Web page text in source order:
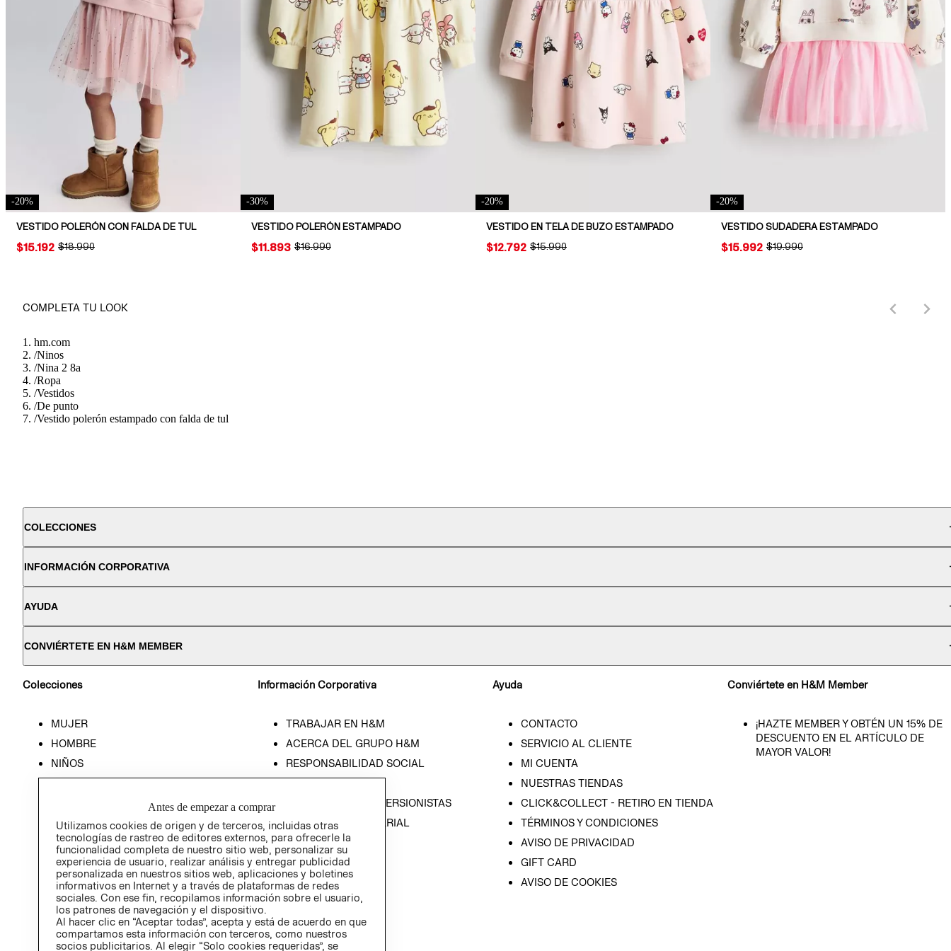
-20%
VESTIDO POLERÓN CON FALDA DE TUL
ORIGINAL PRICE:
$18.990
PRICE:
$15.192
-30%
VESTIDO POLERÓN ESTAMPADO
ORIGINAL PRICE:
$16.990
PRICE:
$11.893
-20%
VESTIDO EN TELA DE BUZO ESTAMPADO
ORIGINAL PRICE:
$15.990
PRICE:
$12.792
-20%
VESTIDO SUDADERA ESTAMPADO
ORIGINAL PRICE:
$19.990
PRICE:
$15.992
COMPLETA TU LOOK
hm.com
/Ninos
/Nina 2 8a
/Ropa
/Vestidos
/De punto
/Vestido polerón estampado con falda de tul
COLECCIONES
INFORMACIÓN CORPORATIVA
AYUDA
CONVIÉRTETE EN H&M MEMBER
Colecciones
MUJER
HOMBRE
NIÑOS
Información Corporativa
TRABAJAR EN H&M
ACERCA DEL GRUPO H&M
RESPONSABILIDAD SOCIAL
RELACIÓN CON INVERSIONISTAS
POLÍTICA EMPRESARIAL
Ayuda
CONTACTO
SERVICIO AL CLIENTE
MI CUENTA
NUESTRAS TIENDAS
CLICK&COLLECT - RETIRO EN TIENDA
TÉRMINOS Y CONDICIONES
AVISO DE PRIVACIDAD
GIFT CARD
AVISO DE COOKIES
Conviértete en H&M Member
¡HAZTE MEMBER Y OBTÉN UN 15% DE
DESCUENTO EN EL ARTÍCULO DE
MAYOR VALOR!
Antes de empezar a comprar
Utilizamos cookies de origen y de terceros, incluidas otras
tecnologías de rastreo de editores externos, para ofrecerle la
funcionalidad completa de nuestro sitio web, personalizar su
experiencia de usuario, realizar análisis y entregar publicidad
personalizada en nuestros sitios web, aplicaciones y boletines
informativos en Internet y a través de plataformas de redes
sociales. Con ese fin, recopilamos información sobre el usuario,
los patrones de navegación y el dispositivo.
Al hacer clic en “Aceptar todas”, acepta y está de acuerdo en que
compartamos esta información con terceros, como nuestros
socios publicitarios. Al elegir “Solo cookies requeridas”, se